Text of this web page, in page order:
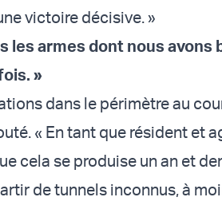
victoire décisive. »
les armes dont nous avons
»
dans le périmètre au
« En tant que résident et
cela se produise un an et
de tunnels inconnus, à